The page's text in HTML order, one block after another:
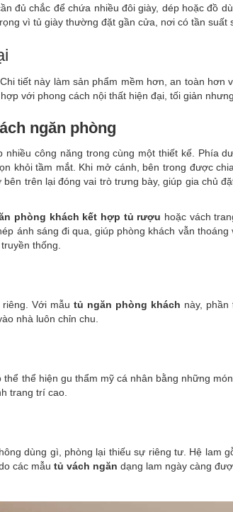
đủ chắc để chứa nhiều đôi giày, dép hoặc đồ
vì tủ giày thường đặt gần cửa, nơi có tần suất
tiết này làm sản phẩm mềm hơn, an toàn hơn
với phong cách nội thất hiện đại, tối giản
ngăn phòng
nhiều công năng trong cùng một thiết kế. Phía
khỏi tầm mắt. Khi mở cánh, bên trong được
trên lại đóng vai trò trưng bày, giúp gia chủ
phòng khách kết hợp tủ rượu hoặc vách
ánh sáng đi qua, giúp phòng khách vẫn
thống.
Với mẫu tủ ngăn phòng khách này,
nhà luôn chỉn chu.
thể hiện gu thẩm mỹ cá nhân bằng những
trang trí cao.
dùng gì, phòng lại thiếu sự riêng tư. Hệ lam
các mẫu tủ vách ngăn dạng lam ngày càng